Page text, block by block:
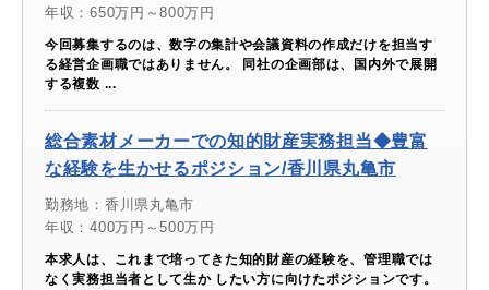
年収：650万円～800万円
今回募集するのは、数字の集計や会議資料の作成だけを担当す
る経営企画職ではありません。 同社の企画部は、国内外で展開
する複数 ...
総合素材メーカーでの知的財産実務担当◆豊富
な経験を生かせるポジション/香川県丸亀市
勤務地：香川県丸亀市
年収：400万円～500万円
本求人は、これまで培ってきた知的財産の経験を、管理職では
なく実務担当者として生か したい方に向けたポジションです。